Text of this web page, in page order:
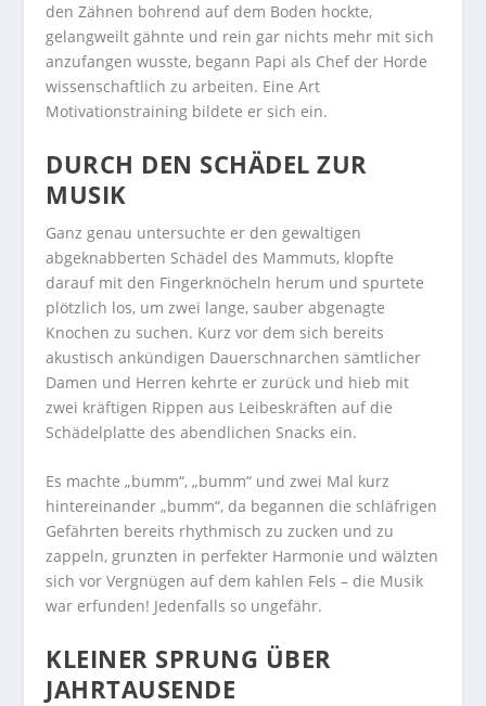
den Zähnen bohrend auf dem Boden hockte,
gelangweilt gähnte und rein gar nichts mehr mit sich
anzufangen wusste, begann Papi als Chef der Horde
wissenschaftlich zu arbeiten. Eine Art
Motivationstraining bildete er sich ein.
DURCH DEN SCHÄDEL ZUR
MUSIK
Ganz genau untersuchte er den gewaltigen
abgeknabberten Schädel des Mammuts, klopfte
darauf mit den Fingerknöcheln herum und spurtete
plötzlich los, um zwei lange, sauber abgenagte
Knochen zu suchen. Kurz vor dem sich bereits
akustisch ankündigen Dauerschnarchen sämtlicher
Damen und Herren kehrte er zurück und hieb mit
zwei kräftigen Rippen aus Leibeskräften auf die
Schädelplatte des abendlichen Snacks ein.
Es machte „bumm“, „bumm“ und zwei Mal kurz
hintereinander „bumm“, da begannen die schläfrigen
Gefährten bereits rhythmisch zu zucken und zu
zappeln, grunzten in perfekter Harmonie und wälzten
sich vor Vergnügen auf dem kahlen Fels – die Musik
war erfunden! Jedenfalls so ungefähr.
KLEINER SPRUNG ÜBER
JAHRTAUSENDE